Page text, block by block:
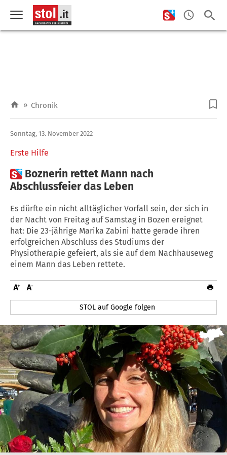
» Chronik
Erste Hilfe
Sonntag, 13. November 2022
 Boznerin rettet Mann nach
Abschlussfeier das Leben
Es dürfte ein nicht alltäglicher Vorfall sein, der sich in
der Nacht von Freitag auf Samstag in Bozen ereignet
hat: Die 23-jährige Marika Zabini hatte gerade ihren
erfolgreichen Abschluss des Studiums der
Physiotherapie gefeiert, als sie auf dem Nachhauseweg
einem Mann das Leben rettete.
STOL auf Google folgen